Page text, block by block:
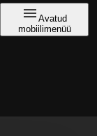
Avatud
mobiilimenüü